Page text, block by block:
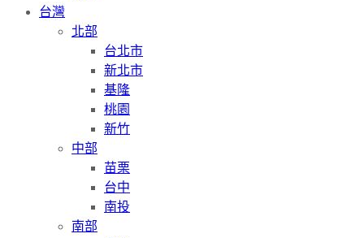
台灣
北部
台北市
新北市
基隆
桃園
新竹
中部
苗栗
台中
南投
南部